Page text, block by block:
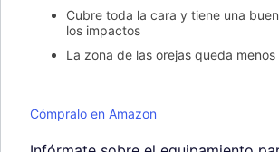
Cubre toda la cara y tiene una
los impactos
La zona de las orejas queda
Cómpralo en Amazon